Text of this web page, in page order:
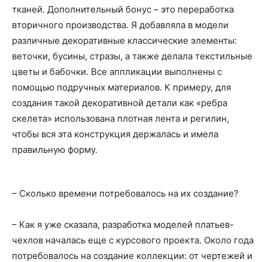
тканей. Дополнительный бонус – это переработка
вторичного производства. Я добавляла в модели
различные декоративные классические элементы:
веточки, бусины, стразы, а также делала текстильные
цветы и бабочки. Все аппликации выполнены с
помощью подручных материалов. К примеру, для
создания такой декоративной детали как «ребра
скелета» использована плотная лента и регилин,
чтобы вся эта конструкция держалась и имела
правильную форму.
– Сколько времени потребовалось на их создание?
– Как я уже сказала, разработка моделей платьев-
чехлов началась еще с курсового проекта. Около года
потребовалось на создание коллекции: от чертежей и